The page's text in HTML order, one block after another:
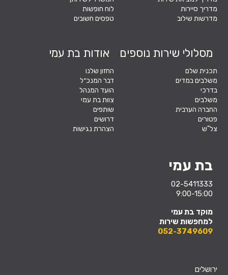
בת עמי
02-5411333
9:00-15:00
מוקד בת עמי
למחפשות שירות
052-3749609
מדריך סיירות
מדרשות שילוב
לוח חופשות
טפסים חשובים
מסלולי שירות נוספים
תכנית שלם
משלבים במדים
בדרכי
משלבים
החברה הערבית
פטורים
צל"ש
אודות בת עמי
החזון שלנו
דבר המנכ״ל
הועד המנהל
צוות בת עמי
שותפים
דרושים
הצהרת נגישות
ירושלים